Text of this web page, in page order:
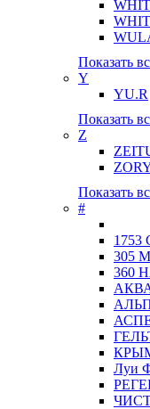
Показать
Y
YU.R
Показать
Z
Показать
#
1753
305
360
Луи